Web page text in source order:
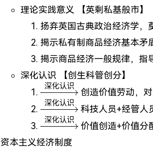
理论实践意义 【英剩私基般市】
扬弃英国古典政治经济学，
揭示私有制商品经济基本矛
揭示商品经济一般规律，指
深化认识 【创生科管创分】
\xrightarrow{深
化认识}
深化认识
创造价值劳动，
\xrightarrow{深
化认识}
深化认识
科技人员+经管人
\xrightarrow{深
化认识}
深化认识
价值创造+价值分
资本主义经济制度